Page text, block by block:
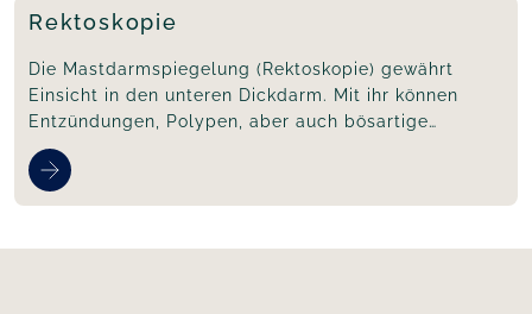
Rektoskopie
Die Mastdarmspiegelung (Rektoskopie) gewährt
Einsicht in den unteren Dickdarm. Mit ihr können
Entzündungen, Polypen, aber auch bösartige
Veränderungen erkannt werden